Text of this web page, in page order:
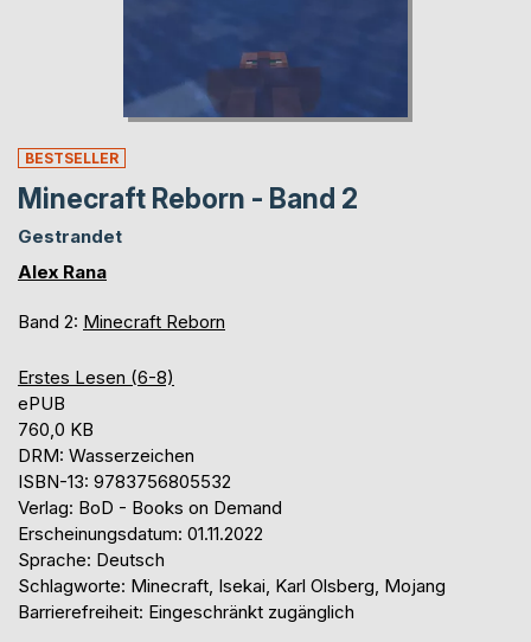
BESTSELLER
Minecraft Reborn - Band 2
Gestrandet
Alex Rana
Band 2: Minecraft Reborn
Erstes Lesen (6-8)
ePUB
760,0 KB
DRM: Wasserzeichen
ISBN-13: 9783756805532
Verlag: BoD - Books on Demand
Erscheinungsdatum: 01.11.2022
Sprache: Deutsch
Schlagworte: Minecraft, Isekai, Karl Olsberg, Mojang
Barrierefreiheit: Eingeschränkt zugänglich